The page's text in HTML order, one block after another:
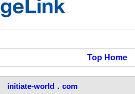
Top Home
initiate-world．com